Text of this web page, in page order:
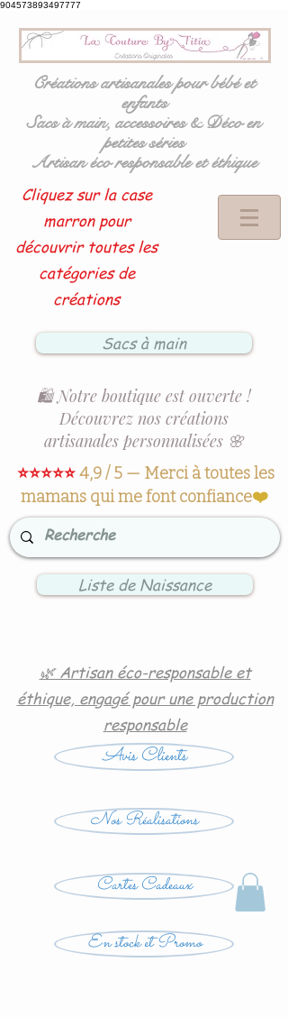
904573893497777
Créations artisanales pour bébé et
enfants
Sacs à main, accessoires & Déco en
petites séries
Artisan éco responsable et éthique
Cliquez sur la case
marron pour
découvrir toutes les
catégories de
créations
Sacs à main
🛍️ Notre boutique est ouverte !
Découvrez nos créations
artisanales personnalisées 🌸
⭐⭐⭐⭐⭐4,9 / 5 — Merci à toutes les
mamans qui me font confiance❤️
Liste de Naissance
🌿 Artisan éco-responsable et
éthique, engagé pour une production
responsable
Avis Clients
Nos Réalisations
Cartes Cadeaux
En stock et Promo